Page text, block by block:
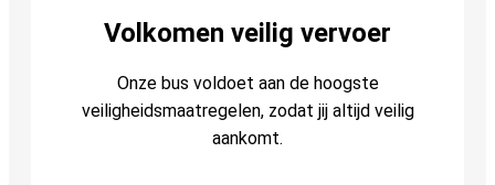
Volkomen veilig vervoer
Onze bus voldoet aan de hoogste
veiligheidsmaatregelen, zodat jij altijd veilig
aankomt.